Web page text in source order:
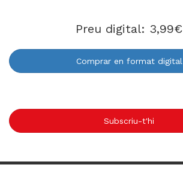
Preu digital: 3,99€
Comprar en format digital
Subscriu-t'hi